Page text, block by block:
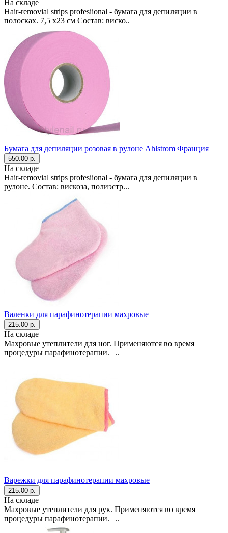
На складе
Hair-removial strips profesiional - бумага для депиляции в
полосках. 7,5 х23 см Состав: виско..
Бумага для депиляции розовая в рулоне Ahlstrom Франция
550.00 р.
На складе
Hair-removial strips profesiional - бумага для депиляции в
рулоне. Состав: вискоза, полиэстр...
Валенки для парафинотерапии махровые
215.00 р.
На складе
Махровые утеплители для ног. Применяются во время
процедуры парафинотерапии. ..
Варежки для парафинотерапии махровые
215.00 р.
На складе
Махровые утеплители для рук. Применяются во время
процедуры парафинотерапии. ..